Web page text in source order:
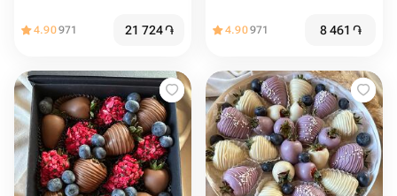
4.90971 21 724֏ 4.90971 8 461 ֏